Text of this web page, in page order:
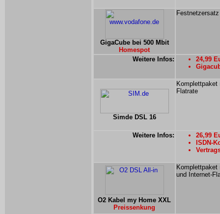
GigaCube bei 500 Mbit
Homespot
Weitere Infos:
24,99
Simde DSL 16
Komplettpaket
Flatrate
Weitere Infos:
26,99
ISDN-
O2 Kabel my Home XXL
Preissenkung
und Internet-